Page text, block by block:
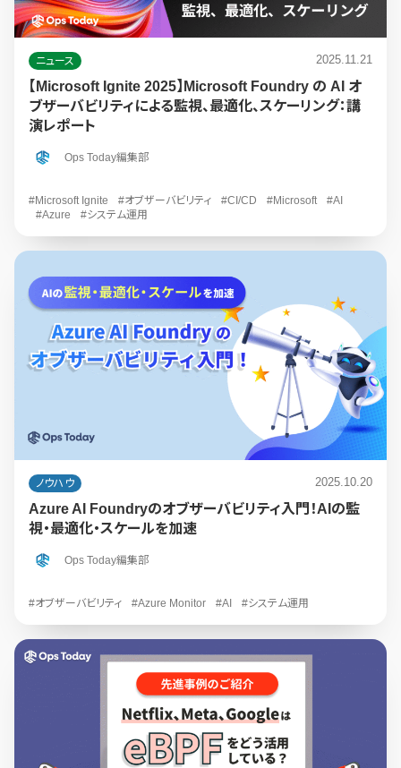
ニュース 2025.11.21
【Microsoft Ignite 2025】Microsoft Foundry の AI オ
ブザーバビリティによる監視、最適化、スケーリング：講
演レポート
Ops Today編集部
#Microsoft Ignite #オブザーバビリティ #CI/CD #Microsoft
#AI
#Azure
#システム運用
ノウハウ 2025.10.20
Azure AI Foundryのオブザーバビリティ入門！AIの監
視・最適化・スケールを加速
Ops Today編集部
#オブザーバビリティ #Azure Monitor #AI #システム運用